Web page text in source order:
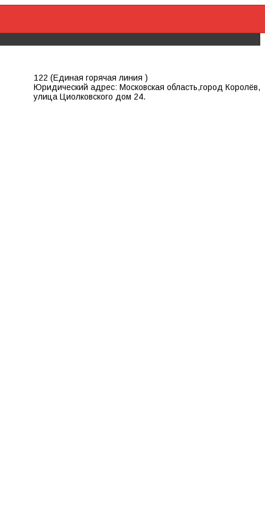
122 (Единая горячая линия )
Юридический адрес: Московская область,город Королёв,
улица Циолковского дом 24.